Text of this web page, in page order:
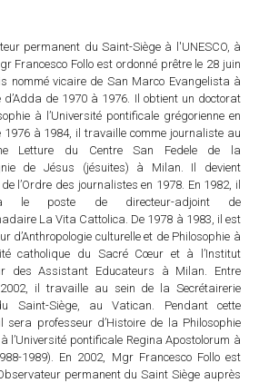
à l’Université pontificale grégorienne en 1984. De 1976 à 1984, il travaille comme journaliste au magazine Letture du Centre San Fedele de la Compagnie de Jésus (jésuites) à Milan. Il devient membre de l’Ordre des journalistes en 1978. En 1982, il occupera le poste de directeur-adjoint de l’hebdomadaire La Vita Cattolica. De 1978 à 1983, il est professeur d’Anthropologie culturelle et de Philosophie à l’Université catholique du Sacré Cœur et à l’Institut Supérieur des Assistant Educateurs à Milan. Entre 1984 à 2002, il travaille au sein de la Secrétairerie d’Etat du Saint-Siège, au Vatican. Pendant cette période il sera professeur d’Histoire de la Philosophie grecque à l’Université pontificale Regina Apostolorum à Rome (1988-1989). En 2002, Mgr Francesco Follo est nommé Observateur permanent du Saint Siège auprès de l’UNESCO et de l’Union Latine et Délégué auprès de l’ICOMOS (Conseil international des Monuments et des Sites). Depuis 2004, Mgr Francesco Follo est également membre du Comité scientifique du magazine Oasis (magazine spécialisé dans le dialogue interculturel et interreligieux). Mgr Francesco Follo est Prélat d’Honneur de Sa Sainteté depuis le 27 mai 2000. Observateur permanent du Saint-Siège à l'UNESCO, à Paris. Mgr Francesco Follo est ordonné prêtre le 28 juin 1970 puis nommé vicaire de San Marco Evangelista à Casirate d’Adda de 1970 à 1976. Il obtient un doctorat en Philosophie à l’Université pontificale grégorienne en 1984. De 1976 à 1984, il travaille comme journaliste au magazine Letture du Centre San Fedele de la Compagnie de Jésus (jésuites) à Milan. Il devient membre de l’Ordre des journalistes en 1978. En 1982, il occupera le poste de directeur-adjoint de l’hebdomadaire La Vita Cattolica. De 1978 à 1983, il est professeur d’Anthropologie culturelle et de Philosophie à l’Université catholique du Sacré Cœur et à l’Institut Supérieur des Assistant Educateurs à Milan. Entre 1984 à 2002, il travaille au sein de la Secrétairerie d’Etat du Saint-Siège, au Vatican. Pendant cette période il sera professeur d’Histoire de la Philosophie grecque à l’Université pontificale Regina Apostolorum à Rome (1988-1989). En 2002, Mgr Francesco Follo est nommé Observateur permanent du Saint Siège auprès de l’UNESCO et de l’Union Latine et Délégué auprès de l’ICOMOS (Conseil international des Monuments et des Sites). Depuis 2004, Mgr Francesco Follo est également membre du Comité scientifique du magazine Oasis (magazine spécialisé dans le dialogue interculturel et interreligieux). Mgr Francesco Follo est Prélat d’Honneur de Sa Sainteté depuis le 27 mai 2000. Observateur permanent du Saint-Siège à l'UNESCO, à Paris. Mgr Francesco Follo est ordonné prêtre le 28 juin 1970 puis nommé vicaire de San Marco Evangelista à Casirate d’Adda de 1970 à 1976. Il obtient un doctorat en Philosophie à l’Université pontificale grégorienne en 1984. De 1976 à 1984, il travaille comme journaliste au magazine Letture du Centre San Fedele de la Compagnie de Jésus (jésuites) à Milan. Il devient membre de l’Ordre des journalistes en 1978. En 1982, il occupera le poste de directeur-adjoint de l’hebdomadaire La Vita Cattolica. De 1978 à 1983, il est professeur d’Anthropologie culturelle et de Philosophie à l’Université catholique du Sacré Cœur et à l’Institut Supérieur des Assistant Educateurs à Milan. Entre 1984 à 2002, il travaille au sein de la Secrétairerie d’Etat du Saint-Siège, au Vatican. Pendant cette période il sera professeur d’Histoire de la Philosophie grecque à l’Université pontificale Regina Apostolorum à Rome (1988-1989). En 2002, Mgr Francesco Follo est nommé Observateur permanent du Saint Siège auprès de l’UNESCO et de l’Union Latine et Délégué auprès de l’ICOMOS (Conseil international des Monuments et des Sites). Depuis 2004, Mgr Francesco Follo est également membre du Comité scientifique du magazine Oasis (magazine spécialisé dans le dialogue interculturel et interreligieux). Mgr Francesco Follo est Prélat d’Honneur de Sa Sainteté depuis le 27 mai 2000. Observateur permanent du Saint-Siège à l'UNESCO, à Paris. Mgr Francesco Follo est ordonné prêtre le 28 juin 1970 puis nommé vicaire de San Marco Evangelista à Casirate d’Adda de 1970 à 1976. Il obtient un doctorat en Philosophie à l’Université pontificale grégorienne en 1984. De 1976 à 1984, il travaille comme journaliste au magazine Letture du Centre San Fedele de la Compagnie de Jésus (jésuites) à Milan. Il devient membre de l’Ordre des journalistes en 1978. En 1982, il occupera le poste de directeur-adjoint de l’hebdomadaire La Vita Cattolica. De 1978 à 1983, il est professeur d’Anthropologie culturelle et de Philosophie à l’Université catholique du Sacré Cœur et à l’Institut Supérieur des Assistant Educateurs à Milan. Entre 1984 à 2002, il travaille au sein de la Secrétairerie d’Etat du Saint-Siège, au Vatican. Pendant cette période il sera professeur d’Histoire de la Philosophie grecque à l’Université pontificale Regina Apostolorum à Rome (1988-1989). En 2002, Mgr Francesco Follo est nommé Observateur permanent du Saint Siège auprès de l’UNESCO et de l’Union Latine et Délégué auprès de l’ICOMOS (Conseil international des Monuments et des Sites). Depuis 2004, Mgr Francesco Follo est également membre du Comité scientifique du magazine Oasis (magazine spécialisé dans le dialogue interculturel et interreligieux). Mgr Francesco Follo est Prélat d’Honneur de Sa Sainteté depuis le 27 mai 2000. Observateur permanent du Saint-Siège à l'UNESCO, à Paris. Mgr Francesco Follo est ordonné prêtre le 28 juin 1970 puis nommé vicaire de San Marco Evangelista à Casirate d’Adda de 1970 à 1976. Il obtient un doctorat en Philosophie à l’Université pontificale grégorienne en 1984. De 1976 à 1984, il travaille comme journaliste au magazine Letture du Centre San Fedele de la Compagnie de Jésus (jésuites) à Milan. Il devient membre de l’Ordre des journalistes en 1978. En 1982, il occupera le poste de directeur-adjoint de l’hebdomadaire La Vita Cattolica. De 1978 à 1983, il est professeur d’Anthropologie culturelle et de Philosophie à l’Université catholique du Sacré Cœur et à l’Institut Supérieur des Assistant Educateurs à Milan. Entre 1984 à 2002, il travaille au sein de la Secrétairerie d’Etat du Saint-Siège, au Vatican. Pendant cette période il sera professeur d’Histoire de la Philosophie grecque à l’Université pontificale Regina Apostolorum à Rome (1988-1989). En 2002, Mgr Francesco Follo est nommé Observateur permanent du Saint Siège auprès de l’UNESCO et de l’Union Latine et Délégué auprès de l’ICOMOS (Conseil international des Monuments et des Sites). Depuis 2004, Mgr Francesco Follo est également membre du Comité scientifique du magazine Oasis (magazine spécialisé dans le dialogue interculturel et interreligieux). Mgr Francesco Follo est Prélat d’Honneur de Sa Sainteté depuis le 27 mai 2000. Observateur permanent du Saint-Siège à l'UNESCO, à Paris. Mgr Francesco Follo est ordonné prêtre le 28 juin 1970 puis nommé vicaire de San Marco Evangelista à Casirate d’Adda de 1970 à 1976. Il obtient un doctorat en Philosophie à l’Université pontificale grégorienne en 1984. De 1976 à 1984, il travaille comme journaliste au magazine Letture du Centre San Fedele de la Compagnie de Jésus (jésuites) à Milan. Il devient membre de l’Ordre des journalistes en 1978. En 1982, il occupera le poste de directeur-adjoint de l’hebdomadaire La Vita Cattolica. De 1978 à 1983, il est professeur d’Anthropologie culturelle et de Philosophie à l’Université catholique du Sacré Cœur et à l’Institut Supérieur des Assistant Educateurs à Milan. Entre 1984 à 2002, il travaille au sein de la Secrétairerie d’Etat du Saint-Siège, au Vatican. Pendant cette période il sera professeur d’Histoire de la Philosophie grecque à l’Université pontificale Regina Apostolorum à Rome (1988-1989). En 2002, Mgr Francesco Follo est nommé Observateur permanent du Saint Siège auprès de l’UNESCO et de l’Union Latine et Délégué auprès de l’ICOMOS (Conseil international des Monuments et des Sites). Depuis 2004, Mgr Francesco Follo est également membre du Comité scientifique du magazine Oasis (magazine spécialisé dans le dialogue interculturel et interreligieux). Mgr Francesco Follo est Prélat d’Honneur de Sa Sainteté depuis le 27 mai 2000. Observateur permanent du Saint-Siège à l'UNESCO, à